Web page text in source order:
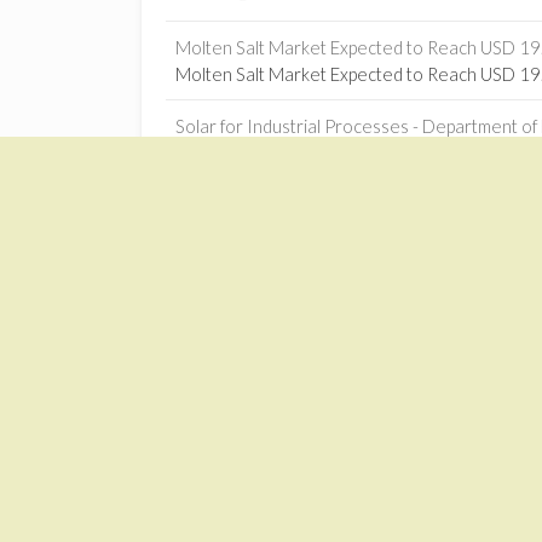
Molten Salt Market Expected to Reach USD
Molten Salt Market Expected to Reach USD
Solar for Industrial Processes - Department of